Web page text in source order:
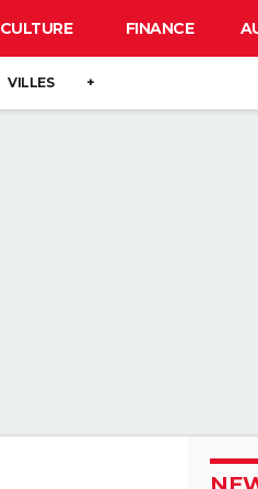
CULTURE FINANCE
VILLES +